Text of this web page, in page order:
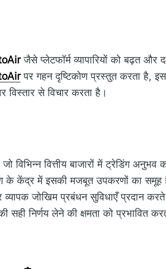
जैसे प्लेटफॉर्म व्यापारियों को बढ़त और
पर गहन दृष्टिकोण प्रस्तुत करता है,
से विचार करता है।
विभिन्न वित्तीय बाजारों में ट्रेडिंग
केंद्र में इसकी मजबूत उपकरणों का समूह है
व्यापक जोखिम प्रबंधन सुविधाएँ प्रदान
सही निर्णय लेने की क्षमता को प्रभावित